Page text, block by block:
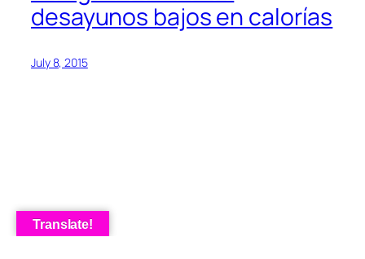
desayunos bajos en calorías
July 8, 2015
Translate!